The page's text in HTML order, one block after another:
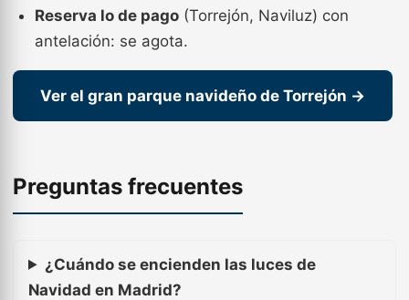
Reserva lo de pago (Torrejón, Naviluz) con
antelación: se agota.
Ver el gran parque navideño de Torrejón →
Preguntas frecuentes
¿Cuándo se encienden las luces de
Navidad en Madrid?